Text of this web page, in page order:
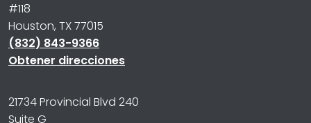
#118
Houston, TX 77015
(832) 843-9366
Obtener direcciones
21734 Provincial Blvd 240
Suite G